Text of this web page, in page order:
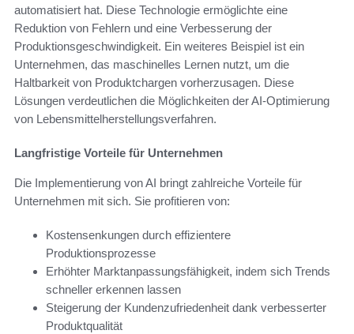
automatisiert hat. Diese Technologie ermöglichte eine
Reduktion von Fehlern und eine Verbesserung der
Produktionsgeschwindigkeit. Ein weiteres Beispiel ist ein
Unternehmen, das maschinelles Lernen nutzt, um die
Haltbarkeit von Produktchargen vorherzusagen. Diese
Lösungen verdeutlichen die Möglichkeiten der AI-Optimierung
von Lebensmittelherstellungsverfahren.
Langfristige Vorteile für Unternehmen
Die Implementierung von AI bringt zahlreiche Vorteile für
Unternehmen mit sich. Sie profitieren von:
Kostensenkungen durch effizientere
Produktionsprozesse
Erhöhter Marktanpassungsfähigkeit, indem sich Trends
schneller erkennen lassen
Steigerung der Kundenzufriedenheit dank verbesserter
Produktqualität